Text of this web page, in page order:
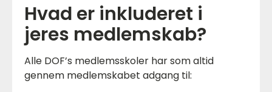
Hvad er inkluderet i
jeres medlemskab?
Alle DOF’s medlemsskoler har som altid
gennem medlemskabet adgang til: